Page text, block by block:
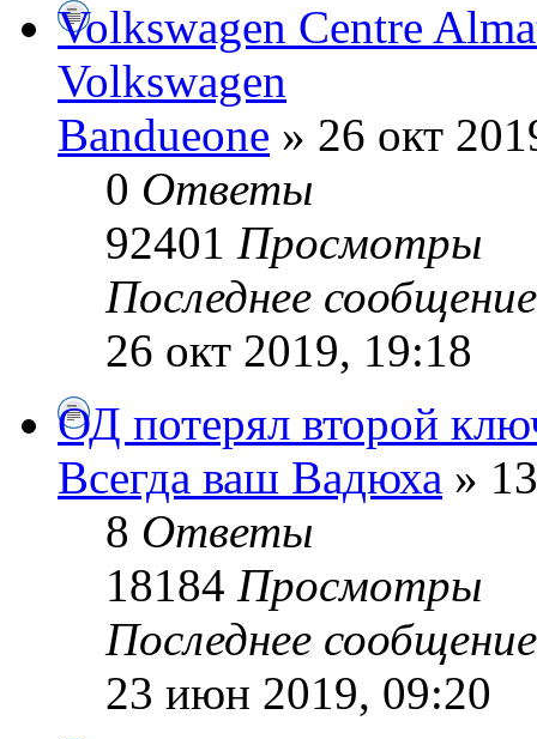
Volkswagen Centre
Volkswagen
Bandueone » 26 окт
0 Ответы
92401 Просмотры
Последнее
26 окт 2019, 19:18
ОД потерял второй
Всегда ваш Вадюха »
8 Ответы
18184 Просмотры
Последнее
23 июн 2019, 09:20